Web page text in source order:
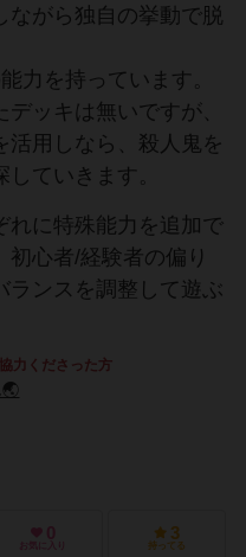
ながら独自の挙動で脱
力を持っています。
ッキは無いですが、
活用しなら、殺人鬼を
ていきます。
れに特殊能力を追加で
心者/経験者の偏り
ランスを調整して遊ぶ
力くださった方
🌏
0
お気に入り
3
持ってる